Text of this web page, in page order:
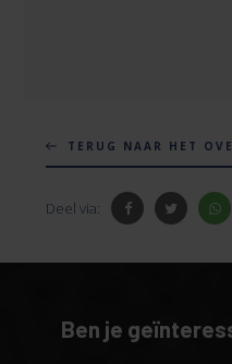
TERUG NAAR HET
Deel via:
Ben je